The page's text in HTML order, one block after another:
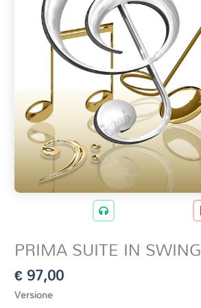
PRIMA SUITE IN SWING
€97,00
Versione